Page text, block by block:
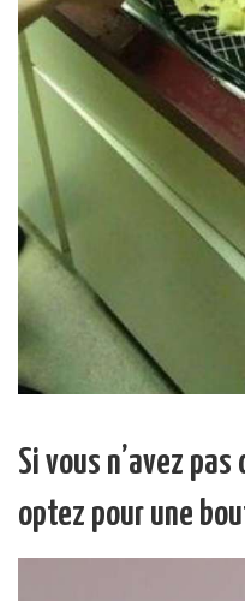
Si vous n’avez
optez pour une